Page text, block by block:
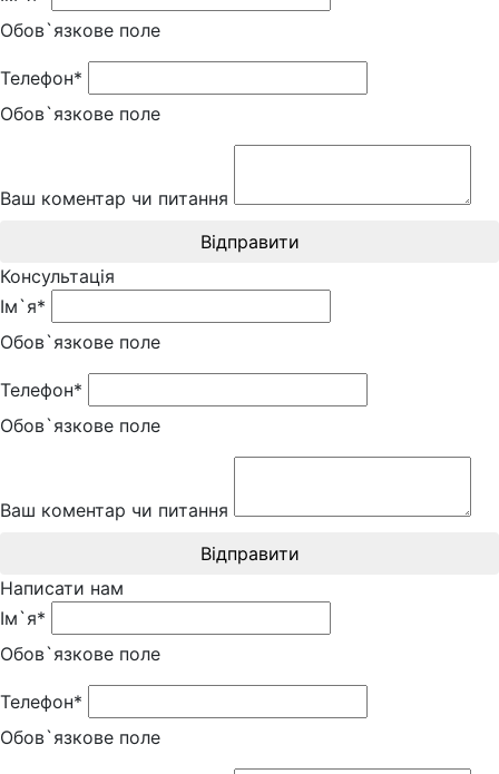
Обов`язкове поле
Телефон*
Обов`язкове поле
Ваш коментар чи питання
Відправити
Консультація
Ім`я*
Обов`язкове поле
Телефон*
Обов`язкове поле
Ваш коментар чи питання
Відправити
Написати нам
Ім`я*
Обов`язкове поле
Телефон*
Обов`язкове поле